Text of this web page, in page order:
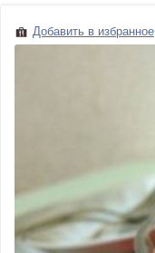
Добавить в избранное